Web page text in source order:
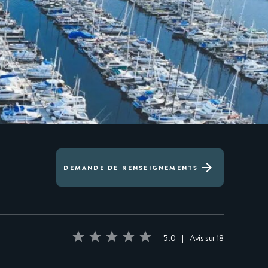
DEMANDE DE RENSEIGNEMENTS
5.0 | Avis sur 18